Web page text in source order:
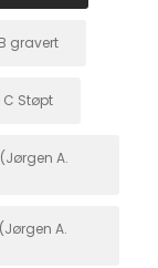
gravert
Støpt
A.
A.